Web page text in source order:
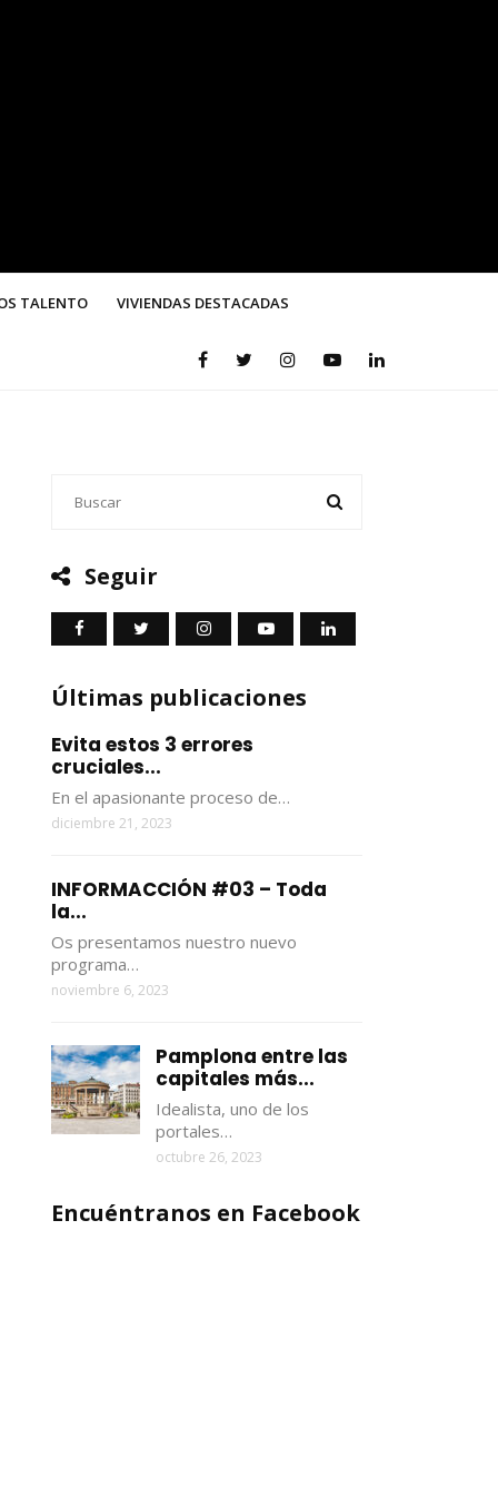
TALENTO VIVIENDAS DESTACADAS
Seguir
Últimas publicaciones
Evita estos 3 errores
cruciales...
En el apasionante proceso de…
diciembre 21, 2023
INFORMACCIÓN #03 – Toda
la...
Os presentamos nuestro nuevo
programa…
noviembre 6, 2023
Pamplona entre las
capitales más...
Idealista, uno de los
portales…
octubre 26, 2023
Encuéntranos en Facebook